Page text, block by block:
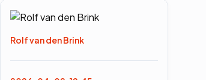
Rolf van den Brink